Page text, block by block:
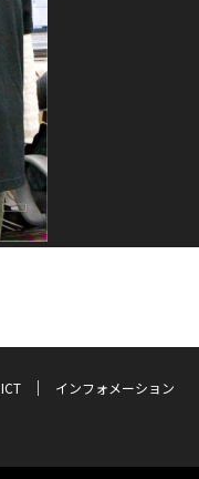
ICT
インフォメーション